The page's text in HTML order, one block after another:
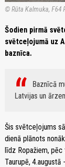
© Rūta Kalmuka, F64
Šodien pirmā
svētceļojumā uz
baznīca.
Baznīcā
Latvijas un
Šis svētceļojums
dienā plānots
līdz Ropažiem, pēc
Taurupē,